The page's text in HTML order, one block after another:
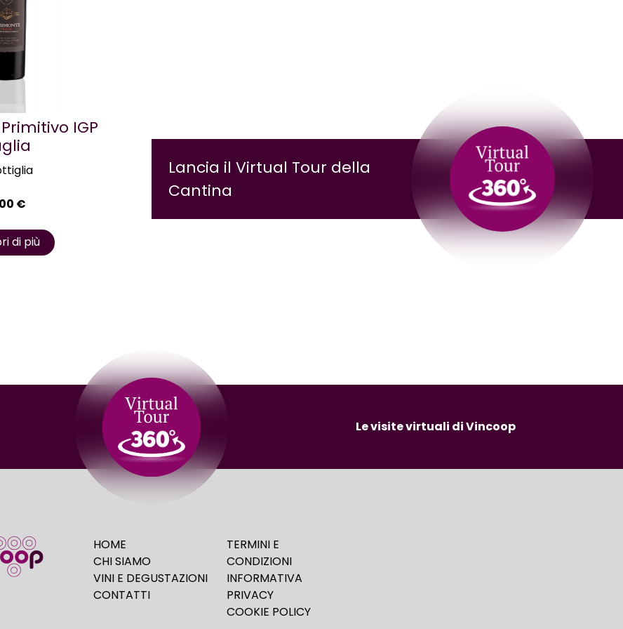
IGP
€
di più
Lancia il Virtual Tour della
Cantina
Le visite virtuali di Vincoop
HOME
CHI SIAMO
VINI E DEGUSTAZIONI
CONTATTI
TERMINI E
CONDIZIONI
INFORMATIVA
PRIVACY
COOKIE POLICY